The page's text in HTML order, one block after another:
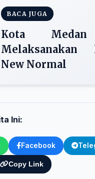
BACA JUGA
Kota
Melaksanakan
New Normal
Ini:
Facebook
Copy Link